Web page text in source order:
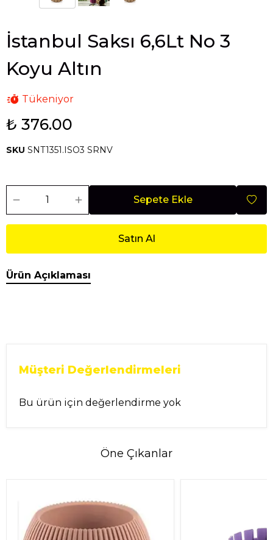
İstanbul Saksı 6,6Lt No 3
Koyu Altın
Tükeniyor
₺ 376.00
SKU SNT1351.ISO3 SRNV
Sepete Ekle
Satın Al
Ürün Açıklaması
Müşteri Değerlendirmeleri
Bu ürün için değerlendirme yok
Öne Çıkanlar